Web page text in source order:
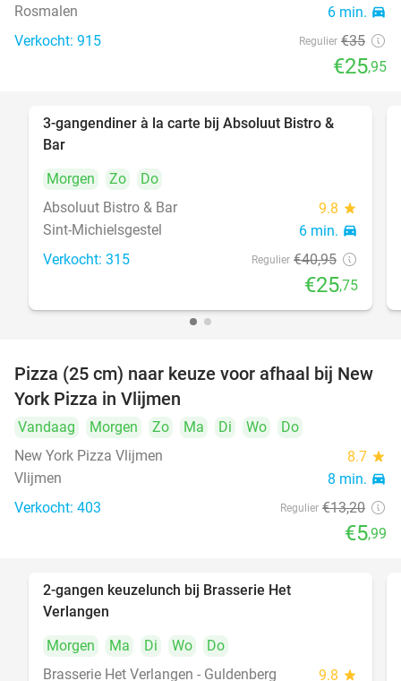
Rosmalen 6 min. directions_car
Verkocht: 915 Regulier €35
€25,95
37%
3-gangendiner à la carte bij Absoluut Bistro &
Bar
Morgen
Zo
Do
Absoluut Bistro & Bar
9.8 star
Sint-Michielsgestel 6 min. directions_car
Verkocht: 315 Regulier €40,95
€25,75
55%
Pizza (25 cm) naar keuze voor afhaal bij New
York Pizza in Vlijmen
Vandaag Morgen Zo Ma Di Wo
Do
New York Pizza Vlijmen
8.7 star
Vlijmen 8 min. directions_car
Verkocht: 403 Regulier €13,20
€5,99
2-gangen keuzelunch bij Brasserie Het
Verlangen
Morgen
Ma Di Wo
Do
Brasserie Het Verlangen - Guldenberg
9.8 star